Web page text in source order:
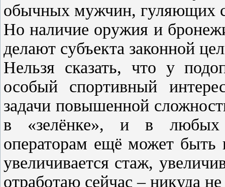
обычных мужчин, гуляющих с
Но наличие оружия и
делают субъекта законной
Нельзя сказать, что у
особый спортивный
задачи повышенной
в «зелёнке», и в любых
операторам ещё может
увеличивается стаж,
отработаю сейчас – никуда